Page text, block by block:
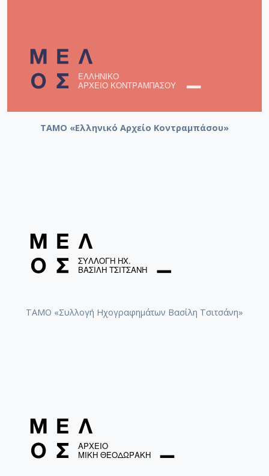
ΤΑΜΟ «Ελληνικό Αρχείο Κοντραμπάσου»
ΤΑΜΟ «Συλλογή Ηχογραφημάτων Βασίλη Τσιτσάνη»